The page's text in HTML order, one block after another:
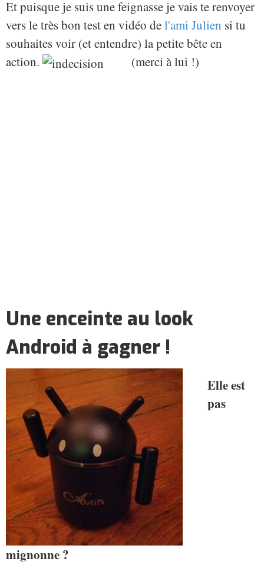
Et puisque je suis une feignasse je vais te renvoyer
vers le très bon test en vidéo del'ami Julien si tu
souhaites voir (et entendre) la petite bête en
action.
(merci à lui !)
Une enceinte au look
Android à gagner !
Elle est
pas
mignonne ?